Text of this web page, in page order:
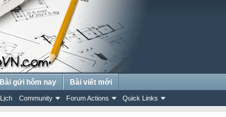
Lịch Community Forum Actions Quick Links
Bài gửi hôm nay Bài viết mới